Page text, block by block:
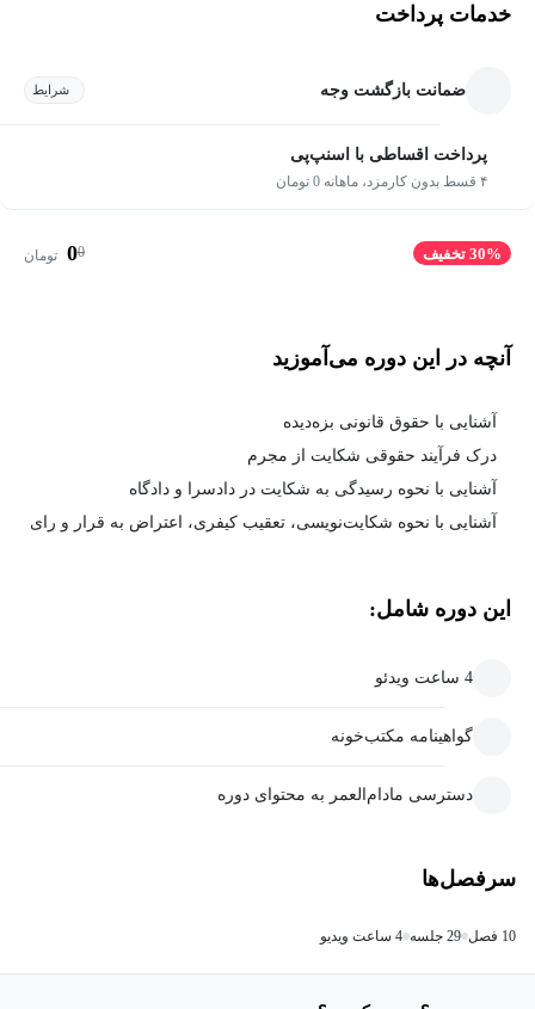
خدمات پرداخت
ضمانت بازگشت وجه شرایط
پرداخت اقساطی با اسنپ‌پی
۴ قسط بدون کارمزد، ماهانه 0 تومان
30% تخفیف 0
0 تومان
آنچه در این دوره می‌آموزید
آشنایی با حقوق قانونی بزه‌دیده
درک فرآیند حقوقی شکایت از مجرم
آشنایی با نحوه رسیدگی به شکایت در دادسرا و دادگاه
آشنایی با نحوه شکایت‌نویسی، تعقیب کیفری، اعتراض به قرار و رای
این دوره شامل:
4 ساعت ویدئو
گواهینامه مکتب‌خونه
دسترسی مادام‌العمر به محتوای دوره
سرفصل‌ها
10 فصل 29 جلسه 4 ساعت ویدیو